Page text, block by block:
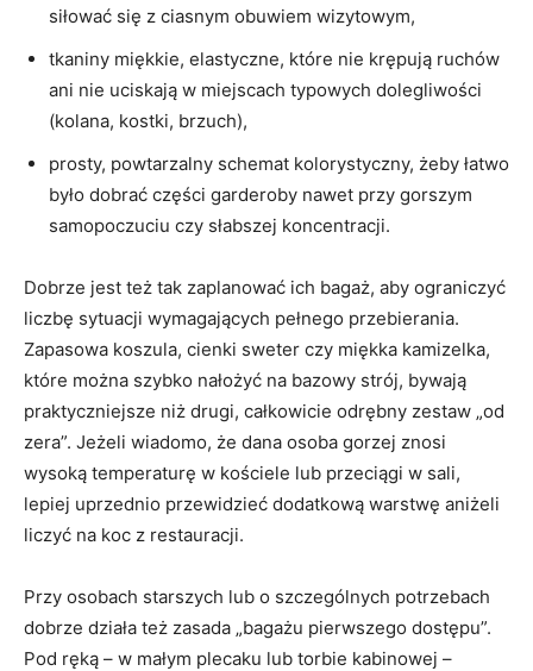
siłować się z ciasnym obuwiem wizytowym,
tkaniny miękkie, elastyczne, które nie krępują ruchów
ani nie uciskają w miejscach typowych dolegliwości
(kolana, kostki, brzuch),
prosty, powtarzalny schemat kolorystyczny, żeby łatwo
było dobrać części garderoby nawet przy gorszym
samopoczuciu czy słabszej koncentracji.
Dobrze jest też tak zaplanować ich bagaż, aby ograniczyć
liczbę sytuacji wymagających pełnego przebierania.
Zapasowa koszula, cienki sweter czy miękka kamizelka,
które można szybko nałożyć na bazowy strój, bywają
praktyczniejsze niż drugi, całkowicie odrębny zestaw „od
zera”. Jeżeli wiadomo, że dana osoba gorzej znosi
wysoką temperaturę w kościele lub przeciągi w sali,
lepiej uprzednio przewidzieć dodatkową warstwę aniżeli
liczyć na koc z restauracji.
Przy osobach starszych lub o szczególnych potrzebach
dobrze działa też zasada „bagażu pierwszego dostępu”.
Pod ręką – w małym plecaku lub torbie kabinowej –